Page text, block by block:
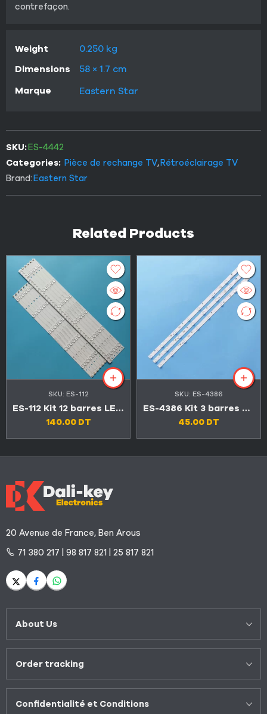
contrefaçon.
Weight
0.250 kg
Dimensions
58 × 1.7 cm
Marque
Eastern Star
SKU:ES-4442
Categories: Pièce de rechange TV,Rétroéclairage TV
Brand:Eastern Star
Related Products
SKU: ES-112
ES-112 Kit 12 barres LED TV CONDOR 55″ 5LED+6LED 3V LED55C4500 / LED55C6600
140.00 DT
SKU: ES-4386
ES-4386 Kit 3 barres 8 LED 3V TV FALCON 32″ FL-32N67D
45.00 DT
20 Avenue de France, Ben Arous
71 380 217 | 98 817 821 | 25 817 821
About Us
Order tracking
Confidentialité et Conditions